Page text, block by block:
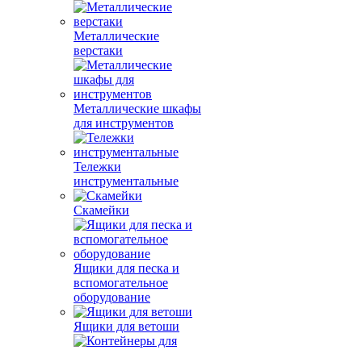
Металлические
верстаки
Металлические шкафы
для инструментов
Тележки
инструментальные
Скамейки
Ящики для песка и
вспомогательное
оборудование
Ящики для ветоши